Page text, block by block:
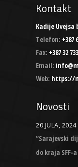
Kontakt
Kadije Uvejsa
Telefon: +387
Fax: +387 32
Email:
Web: https://
Novosti
20 JULA, 2024
“Sarajevski
do kraja SFF-a